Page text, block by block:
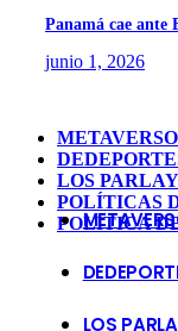
Panamá cae
junio 1, 2026
LOS
POLÍTICAS
POLÍTICA
LOS